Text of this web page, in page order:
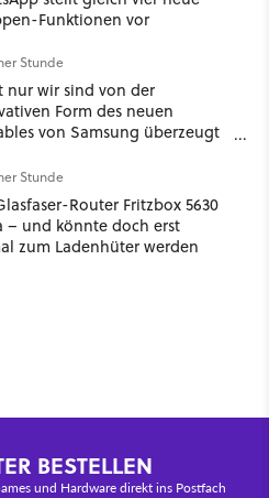
Funktionen vor
Stunde
nur wir sind von der
Form des neuen
von Samsung überzeugt
Rekorde auf
Stunde
Router Fritzbox 5630
– und könnte doch erst
zum Ladenhüter werden
BESTELLEN
und Hardware direkt ins Postfach